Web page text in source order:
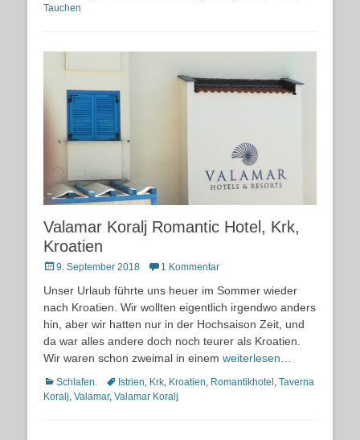
Tauchen
Valamar Koralj Romantic Hotel, Krk,
Kroatien
Posted
9. September 2018 1 Kommentar
Unser Urlaub führte uns heuer im Sommer wieder
nach Kroatien. Wir wollten eigentlich irgendwo anders
hin, aber wir hatten nur in der Hochsaison Zeit, und
da war alles andere doch noch teurer als Kroatien.
Wir waren schon zweimal in einem weiterlesen…
Kategorien
Schlafen. Schlagworte
Istrien, Krk, Kroatien, Romantikhotel , Taverna
Koralj, Valamar, Valamar Koralj